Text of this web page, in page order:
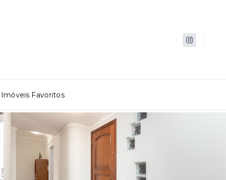
Imóveis Favoritos